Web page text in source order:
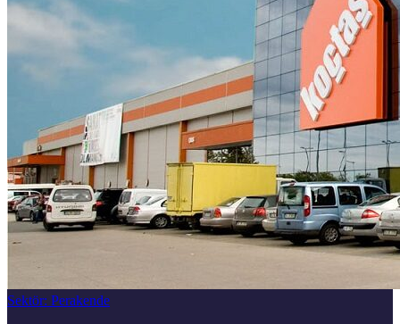
Sektör: Perakende